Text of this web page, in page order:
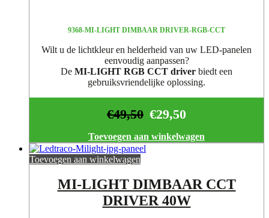
9368-MI-LIGHT DIMBAAR DRIVER-RGB-CCT
Wilt u de lichtkleur en helderheid van uw LED-panelen
eenvoudig aanpassen?
De MI-LIGHT RGB CCT driver biedt een
gebruiksvriendelijke oplossing.
€29,50
€49,50
Toevoegen aan winkelwagen
Toevoegen aan winkelwagen
MI-LIGHT DIMBAAR CCT
DRIVER 40W